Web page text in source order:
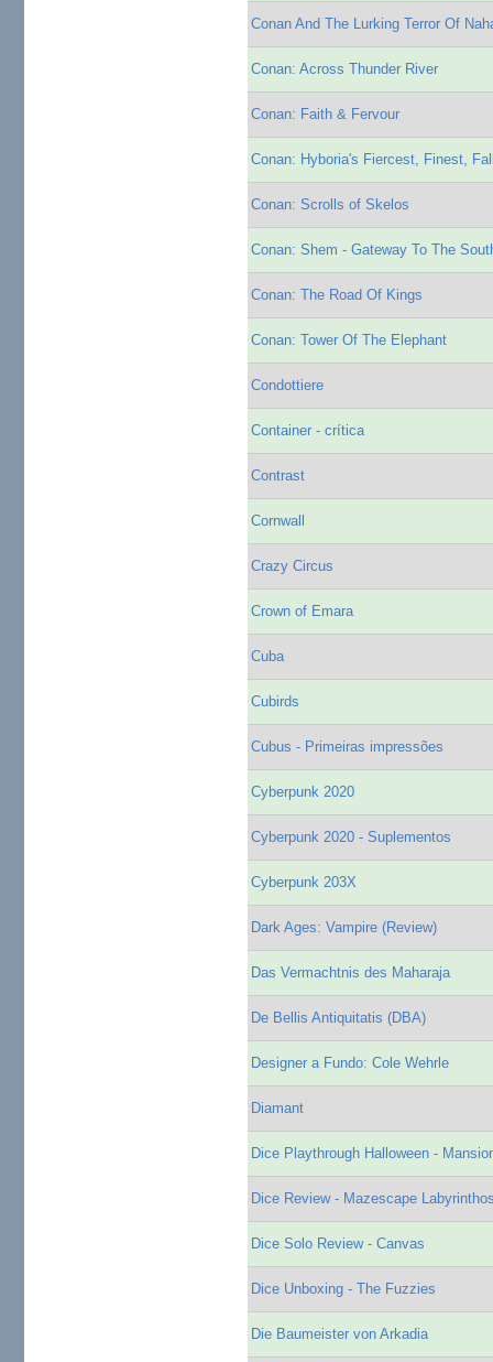
Conan And The Lurking Terror Of
Conan: Across Thunder River
Conan: Faith & Fervour
Conan: Hyboria's Fiercest, Finest,
Conan: Scrolls of Skelos
Conan: Shem - Gateway To The
Conan: The Road Of Kings
Conan: Tower Of The Elephant
Condottiere
Container - crítica
Contrast
Cornwall
Crazy Circus
Crown of Emara
Cuba
Cubirds
Cubus - Primeiras impressões
Cyberpunk 2020
Cyberpunk 2020 - Suplementos
Cyberpunk 203X
Dark Ages: Vampire (Review)
Das Vermachtnis des Maharaja
De Bellis Antiquitatis (DBA)
Designer a Fundo: Cole Wehrle
Diamant
Dice Playthrough Halloween -
Dice Review - Mazescape
Dice Solo Review - Canvas
Dice Unboxing - The Fuzzies
Die Baumeister von Arkadia